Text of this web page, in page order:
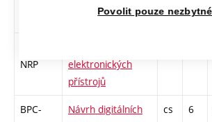
NRP
elektronických
přístrojů
BPC-
Návrh digitálních
cs 6
Povolit pouze nezbytné